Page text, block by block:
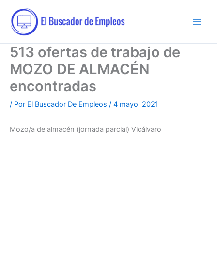
contenido
513 ofertas de trabajo de
MOZO DE ALMACÉN
encontradas
/ Por El Buscador De Empleos / 4 mayo, 2021
Mozo/a de almacén (jornada parcial) Vicálvaro